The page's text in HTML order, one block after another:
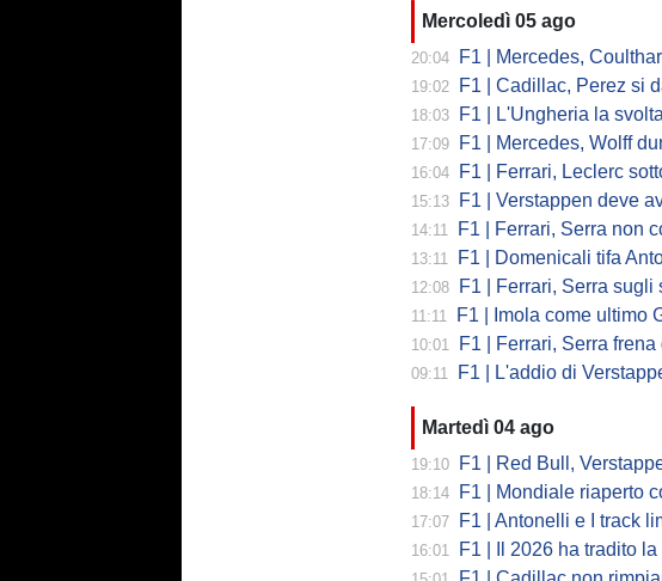
Mercoledì 05 ago
20:04 F1 | Mercedes, Coulthard dalla
19:02 F1 | Cadillac, Perez si
18:03 F1 | L'Ungheria la
17:09 F1 | Mercedes, Wolff duro
16:04 F1 | Ferrari, Leclerc
15:13 F1 | Verstappen deve avere
14:11 F1 | Ferrari, Serra non
13:11 F1 | Domenicali tifa
12:08 F1 | Ferrari, Serra sugli
11:11 F1 | Imola come ultimo Gp del
10:01 F1 | Ferrari, Serra frena gli
09:11 F1 | L'addio di Verstappen da
Martedì 04 ago
19:10 F1 | Red Bull,
18:14 F1 | Mondiale riaperto
17:07 F1 | Antonelli e I track limits, il
16:01 F1 | Il 2026 ha tradito la Formula